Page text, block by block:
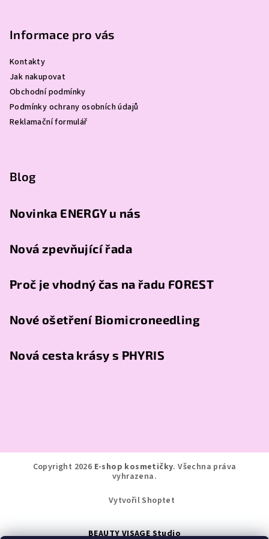
Informace pro vás
Kontakty
Jak nakupovat
Obchodní podmínky
Podmínky ochrany osobních údajů
Reklamační formulář
Blog
Novinka ENERGY u nás
Nová zpevňující řada
Proč je vhodný čas na řadu FOREST
Nové ošetření Biomicroneedling
Nová cesta krásy s PHYRIS
Copyright 2026 E-shop kosmetičky. Všechna práva
vyhrazena.
Vytvořil Shoptet
BEAUTY VISAGE Studio